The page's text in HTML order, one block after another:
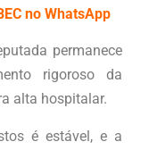
no WhatsApp
permanece
rigoroso da
alta hospitalar.
é estável, e a